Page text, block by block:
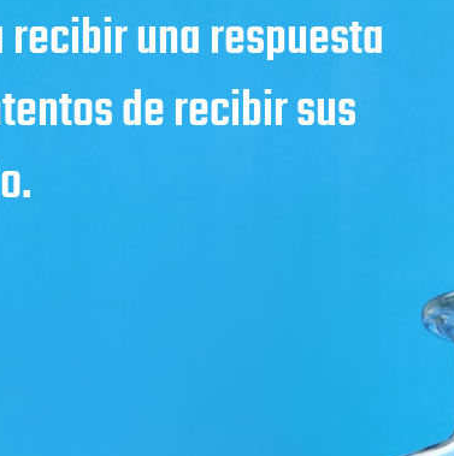
recibir una respuesta
de recibir sus